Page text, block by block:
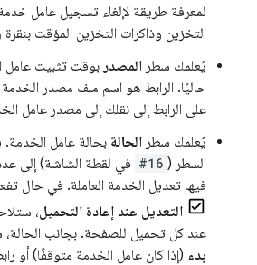
لمعرفة طريقة لإلغاء تسجيل عامل
التخزين وذاكرات التخزين المؤقت
يُعلمك سطر المصدر بوقت تثبيت عامل
حاليًا. الرابط هو اسم ملف مصدر الخدمة
على الرابط إلى نقلك إلى مصدر عامل
يُعلمك سطر الحالة بحالة عامل
السطر ( #16 في لقطة الشاشة) إلى
فيها تعديل الخدمة العاملة. في حال
التعديل عند إعادة التحميل،
عند كل تحميل للصفحة. بجانب
بدء (إذا كان عامل الخدمة متوقفًا) أو